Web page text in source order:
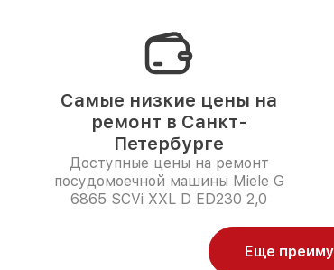
Самые низкие цены на
ремонт в Санкт-
Петербурге
Доступные цены на ремонт
посудомоечной машины Miele G
6865 SCVi XXL D ED230 2,0
Еще